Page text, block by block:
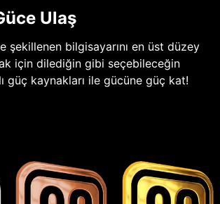
Ulaş
şekillenen bilgisayarını en üst düzey
için dilediğin gibi seçebileceğin
güç kaynakları ile gücüne güç kat!